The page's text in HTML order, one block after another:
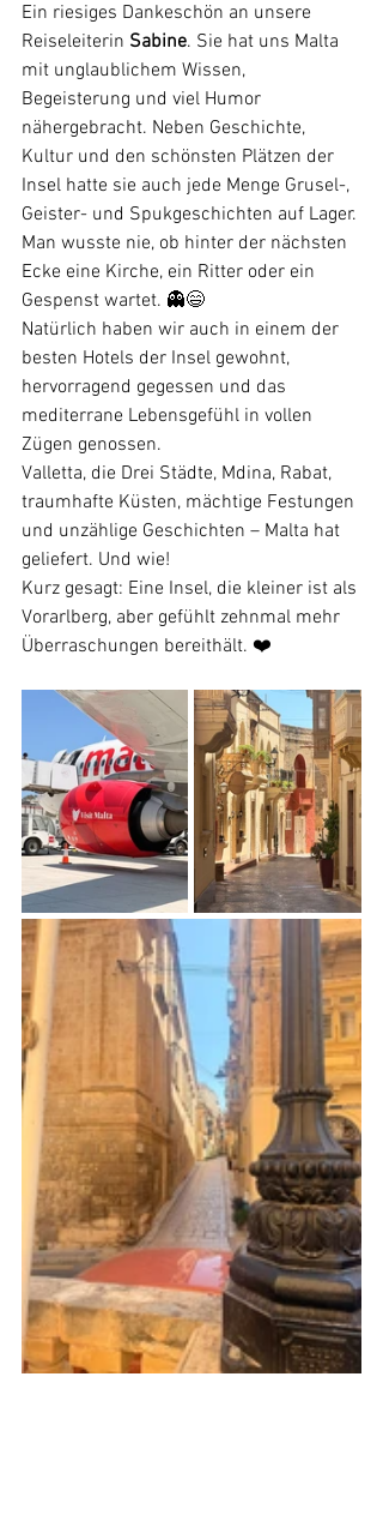
Ein riesiges Dankeschön an unsere
Reiseleiterin Sabine. Sie hat uns Malta
mit unglaublichem Wissen,
Begeisterung und viel Humor
nähergebracht. Neben Geschichte,
Kultur und den schönsten Plätzen der
Insel hatte sie auch jede Menge Grusel-,
Geister- und Spukgeschichten auf Lager.
Man wusste nie, ob hinter der nächsten
Ecke eine Kirche, ein Ritter oder ein
Gespenst wartet. 👻😄
Natürlich haben wir auch in einem der
besten Hotels der Insel gewohnt,
hervorragend gegessen und das
mediterrane Lebensgefühl in vollen
Zügen genossen.
Valletta, die Drei Städte, Mdina, Rabat,
traumhafte Küsten, mächtige Festungen
und unzählige Geschichten – Malta hat
geliefert. Und wie!
Kurz gesagt: Eine Insel, die kleiner ist als
Vorarlberg, aber gefühlt zehnmal mehr
Überraschungen bereithält. ❤️